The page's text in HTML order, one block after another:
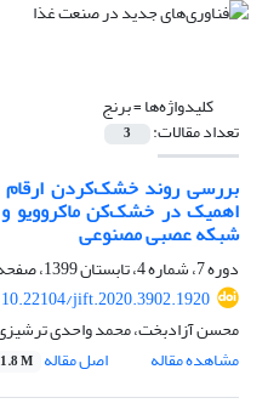
کلیدواژه‌ها =برنج
تعداد مقالات: 3
بررسی روند خشک‌کردن ارقام
اهمیک در خشک‌کن ماکروویو
شبکه عصبی مصنوعی
دوره 7، شماره 4، تابستان 1399، صفحه
10.22104/jift.2020.3902.1920
محسن آزادبخت، محمد واحدی
مشاهده مقاله
اصل مقاله 1.8 M